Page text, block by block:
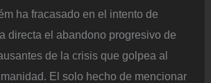
ha fracasado en el intento de
directa el abandono progresivo de
de la crisis que golpea al
El solo hecho de mencionar